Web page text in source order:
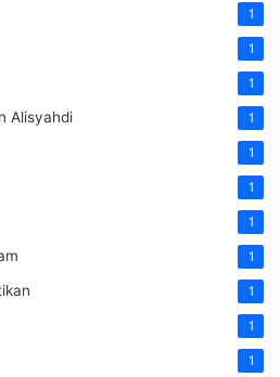
1
1
1
Alisyahdi 1
1
1
1
1
1
1
1